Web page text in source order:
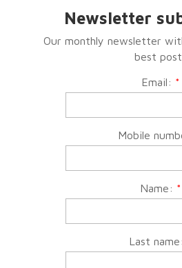
Newsletter
Our monthly newsletter
best
Email: *
Mobile
Name: *
Last name: